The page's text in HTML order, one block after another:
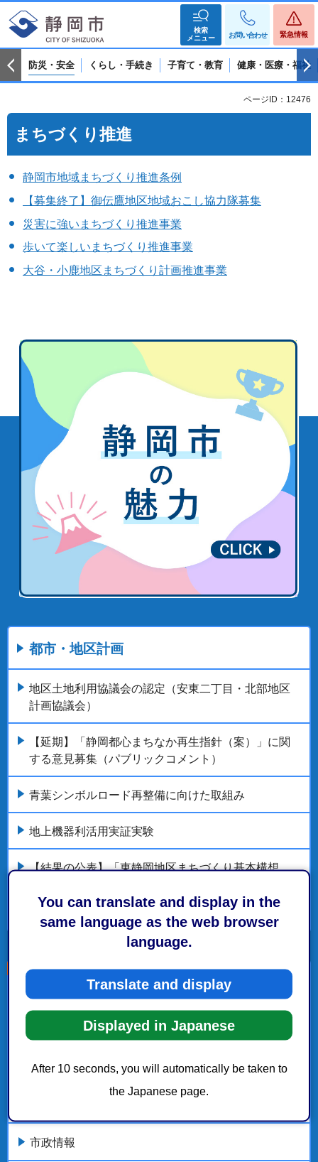
You can translate and display in the
same language as the web browser
language.
Translate and display
Displayed in Japanese
After 10 seconds, you will automatically be taken to
the Japanese page.
検索
メニュー
お問い合わせ 緊急情報
防災・安全 くらし・手続き 子育て・教育 健康・医療・福祉
ページID：12476
まちづくり推進
静岡市地域まちづくり推進条例
【募集終了】御伝鷹地区地域おこし協力隊募集
災害に強いまちづくり推進事業
歩いて楽しいまちづくり推進事業
大谷・小鹿地区まちづくり計画推進事業
都市・地区計画
地区土地利用協議会の認定（安東二丁目・北部地区
計画協議会）
【延期】「静岡都心まちなか再生指針（案）」に関
する意見募集（パブリックコメント）
青葉シンボルロード再整備に向けた取組み
地上機器利活用実証実験
【結果の公表】「東静岡地区まちづくり基本構想
もっとみる
こちらの記事も読まれています。
都市計画・まちづくり
都市・地区計画
市政情報